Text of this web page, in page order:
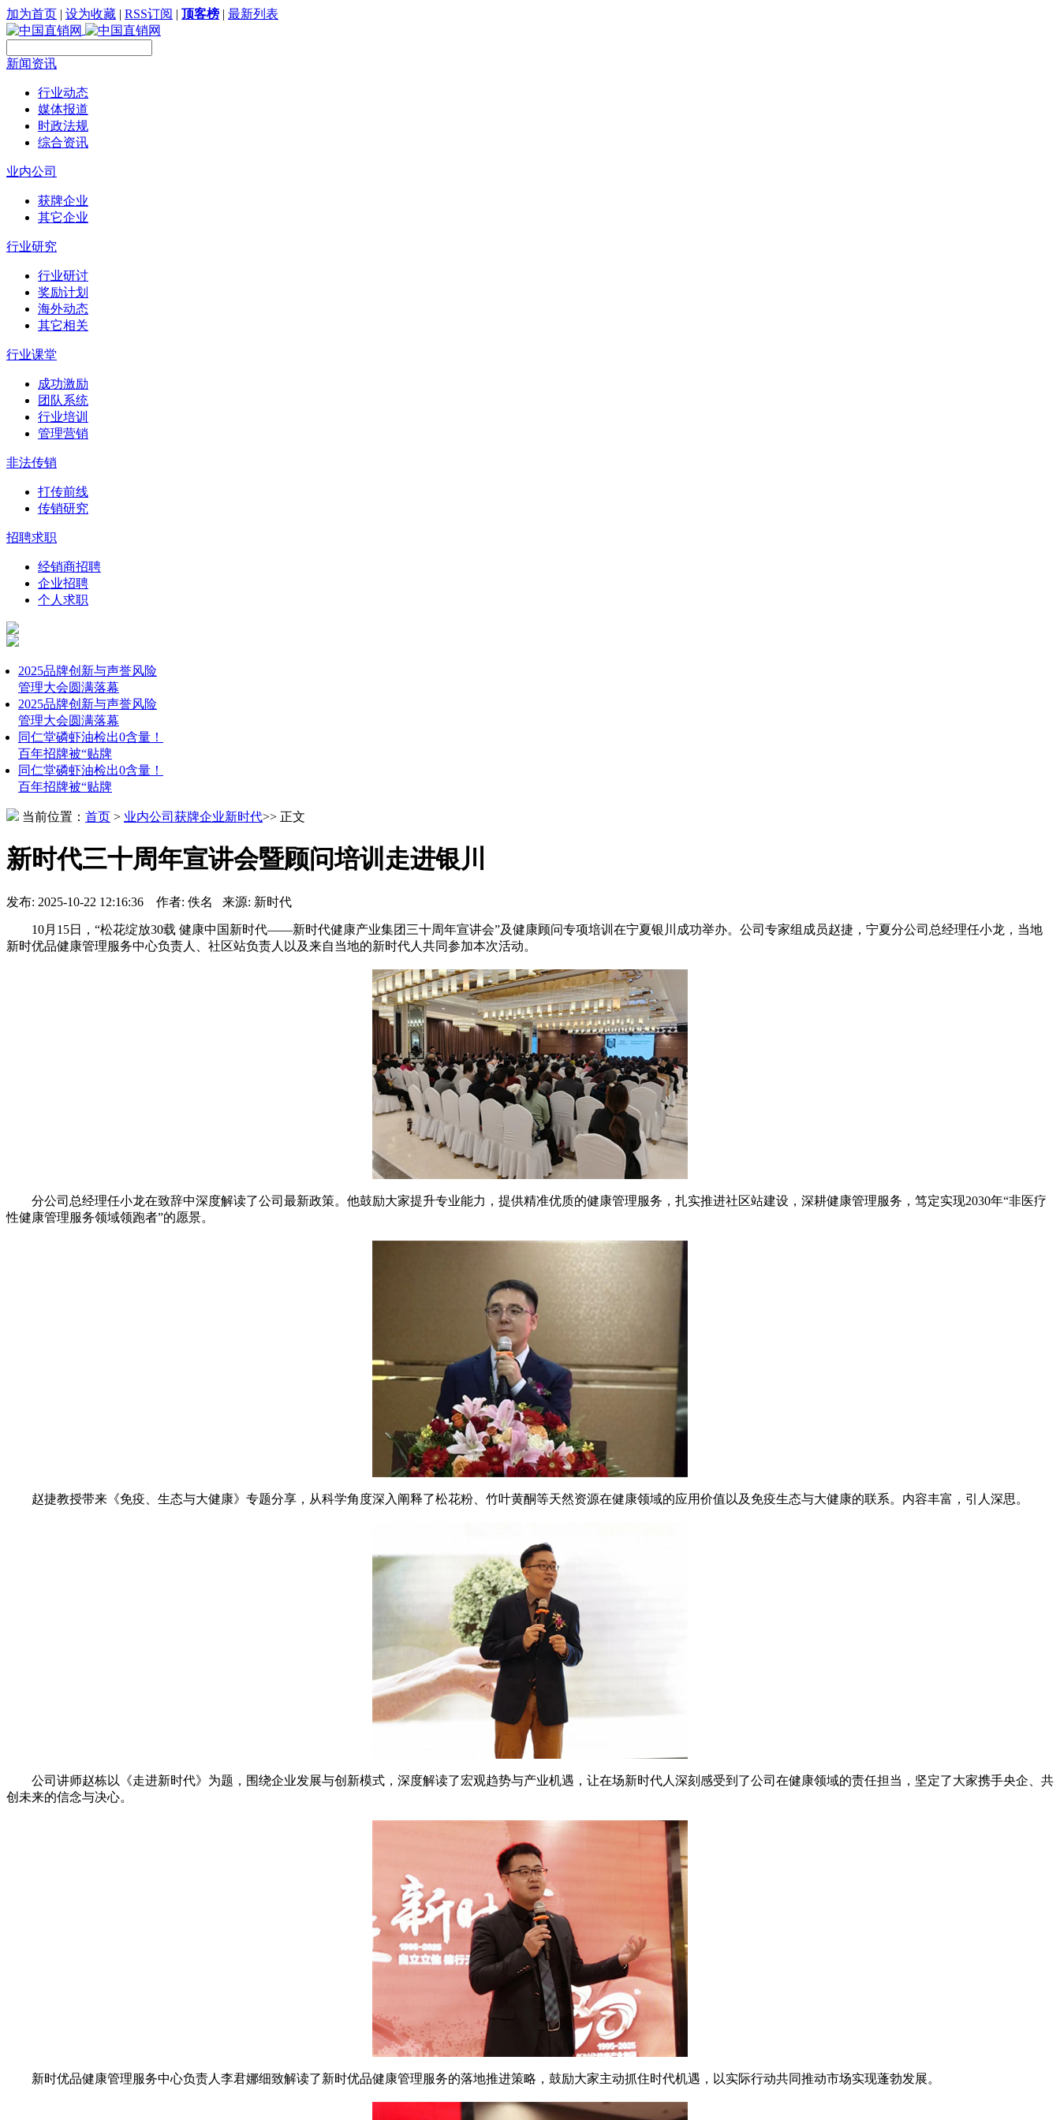
加为首页 | 设为收藏 | RSS订阅 | 顶客榜 | 最新列表
新闻资讯
行业动态
媒体报道
时政法规
综合资讯
业内公司
获牌企业
其它企业
行业研究
行业研讨
奖励计划
海外动态
其它相关
行业课堂
成功激励
团队系统
行业培训
管理营销
非法传销
打传前线
传销研究
招聘求职
经销商招聘
企业招聘
个人求职
2025品牌创新与声誉风险
管理大会圆满落幕
2025品牌创新与声誉风险
管理大会圆满落幕
同仁堂磷虾油检出0含量！
百年招牌被“贴牌
同仁堂磷虾油检出0含量！
百年招牌被“贴牌
当前位置： 首页 > 业内公司 获牌企业新时代>> 正文
新时代三十周年宣讲会暨顾问培训走进银川
发布: 2025-10-22 12:16:36 作者: 佚名 来源: 新时代
10月15日，“松花绽放30载 健康中国新时代——新时代健康产业集团三十周年宣讲会”及健康顾问专项培训在宁夏银川成功举办。公司专家组成员赵捷，宁夏分公司总经理任小龙，当地
新时优品健康管理服务中心负责人、社区站负责人以及来自当地的新时代人共同参加本次活动。
分公司总经理任小龙在致辞中深度解读了公司最新政策。他鼓励大家提升专业能力，提供精准优质的健康管理服务，扎实推进社区站建设，深耕健康管理服务，笃定实现2030年“非医疗
性健康管理服务领域领跑者”的愿景。
赵捷教授带来《免疫、生态与大健康》专题分享，从科学角度深入阐释了松花粉、竹叶黄酮等天然资源在健康领域的应用价值以及免疫生态与大健康的联系。内容丰富，引人深思。
公司讲师赵栋以《走进新时代》为题，围绕企业发展与创新模式，深度解读了宏观趋势与产业机遇，让在场新时代人深刻感受到了公司在健康领域的责任担当，坚定了大家携手央企、共
创未来的信念与决心。
新时优品健康管理服务中心负责人李君娜细致解读了新时优品健康管理服务的落地推进策略，鼓励大家主动抓住时代机遇，以实际行动共同推动市场实现蓬勃发展。